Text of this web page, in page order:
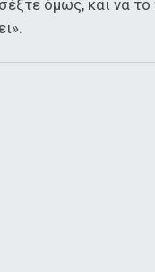
όμως, και να το